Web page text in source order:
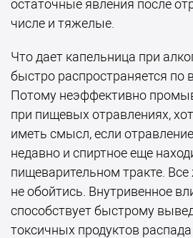
остаточные явления после
числе и тяжелые.
Что дает капельница при
быстро распространяется по
Потому неэффективно
при пищевых отравлениях,
иметь смысл, если
недавно и спиртное еще
пищеварительном тракте.
не обойтись. Внутривенное
способствует быстрому
токсичных продуктов